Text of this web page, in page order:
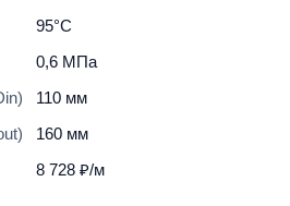
95°C
0,6 МПа
110 мм
160 мм
8 728 ₽/м